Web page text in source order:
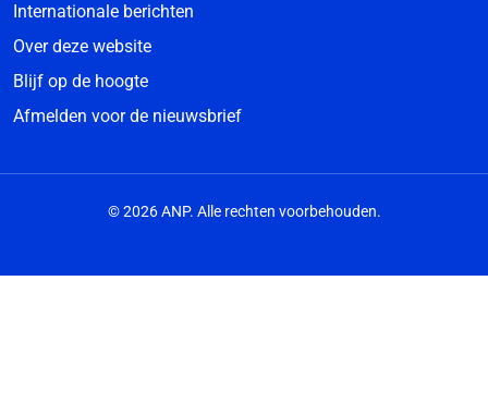
Internationale berichten
Over deze website
Blijf op de hoogte
Afmelden voor de nieuwsbrief
© 2026 ANP. Alle rechten voorbehouden.